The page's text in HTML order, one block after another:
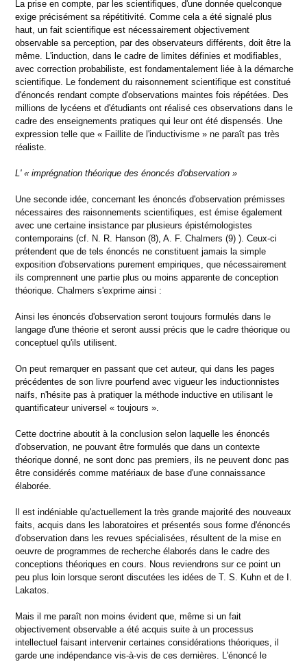
La prise en compte, par les scientifiques, d'une donnée quelconque
exige précisément sa répétitivité. Comme cela a été signalé plus
haut, un fait scientifique est nécessairement objectivement
observable sa perception, par des observateurs différents, doit être la
même. L'induction, dans le cadre de limites définies et modifiables,
avec correction probabiliste, est fondamentalement liée à la démarche
scientifique. Le fondement du raisonnement scientifique est constitué
d'énoncés rendant compte d'observations maintes fois répétées. Des
millions de lycéens et d'étudiants ont réalisé ces observations dans le
cadre des enseignements pratiques qui leur ont été dispensés. Une
expression telle que « Faillite de l'inductivisme » ne paraît pas très
réaliste.
L' « imprégnation théorique des énoncés d'observation »
Une seconde idée, concernant les énoncés d'observation prémisses
nécessaires des raisonnements scientifiques, est émise également
avec une certaine insistance par plusieurs épistémologistes
contemporains (cf. N. R. Hanson (8), A. F. Chalmers (9) ). Ceux-ci
prétendent que de tels énoncés ne constituent jamais la simple
exposition d'observations purement empiriques, que nécessairement
ils comprennent une partie plus ou moins apparente de conception
théorique. Chalmers s'exprime ainsi :
Ainsi les énoncés d'observation seront toujours formulés dans le
langage d'une théorie et seront aussi précis que le cadre théorique ou
conceptuel qu'ils utilisent.
On peut remarquer en passant que cet auteur, qui dans les pages
précédentes de son livre pourfend avec vigueur les inductionnistes
naïfs, n'hésite pas à pratiquer la méthode inductive en utilisant le
quantificateur universel « toujours ».
Cette doctrine aboutit à la conclusion selon laquelle les énoncés
d'observation, ne pouvant être formulés que dans un contexte
théorique donné, ne sont donc pas premiers, ils ne peuvent donc pas
être considérés comme matériaux de base d'une connaissance
élaborée.
Il est indéniable qu'actuellement la très grande majorité des nouveaux
faits, acquis dans les laboratoires et présentés sous forme d'énoncés
d'observation dans les revues spécialisées, résultent de la mise en
oeuvre de programmes de recherche élaborés dans le cadre des
conceptions théoriques en cours. Nous reviendrons sur ce point un
peu plus loin lorsque seront discutées les idées de T. S. Kuhn et de I.
Lakatos.
Mais il me paraît non moins évident que, même si un fait
objectivement observable a été acquis suite à un processus
intellectuel faisant intervenir certaines considérations théoriques, il
garde une indépendance vis-à-vis de ces dernières. L'énoncé le